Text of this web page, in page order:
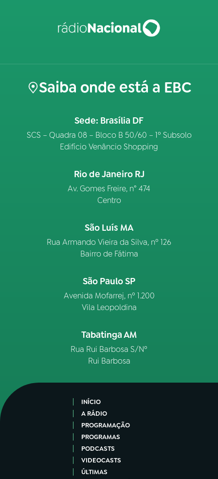
Saiba onde está a EBC
Sede: Brasília DF
SCS – Quadra 08 – Bloco B 50/60 – 1º Subsolo
Edifício Venâncio Shopping
Rio de Janeiro RJ
Av. Gomes Freire, n° 474
Centro
São Luís MA
Rua Armando Vieira da Silva, nº 126
Bairro de Fátima
São Paulo SP
Avenida Mofarrej, nº 1.200
Vila Leopoldina
Tabatinga AM
Rua Rui Barbosa S/Nº
Rui Barbosa
INÍCIO
A RÁDIO
PROGRAMAÇÃO
PROGRAMAS
PODCASTS
VIDEOCASTS
ÚLTIMAS